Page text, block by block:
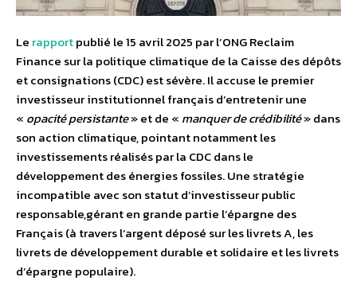
Le rapportpublié le 15 avril 2025 par l’ONG Reclaim
Finance sur la politique climatique de la Caisse des dépôts
et consignations (CDC) est sévère. Il accuse le premier
investisseur institutionnel français d’entretenir une
« opacité persistante» et de « manquer de crédibilité» dans
son action climatique, pointant notamment les
investissements réalisés par la CDC dans le
développement des énergies fossiles. Une stratégie
incompatible avec son statut d’investisseur public
responsable,gérant en grande partie l’épargne des
Français (à travers l’argent déposé sur les livrets A, les
livrets de développement durable et solidaire et les livrets
d’épargne populaire).